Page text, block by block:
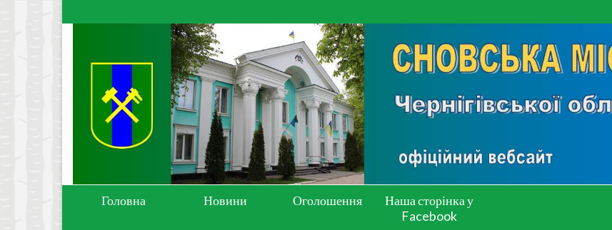
Головна Новини Оголошення
Наша сторінка у
Facebook